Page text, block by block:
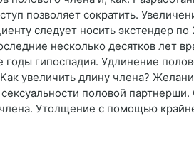
позволяет сократить.
следует носить экстендер
несколько десятков лет
гипоспадия. Удлинение
увеличить длину члена?
половой
Утолщение с помощью